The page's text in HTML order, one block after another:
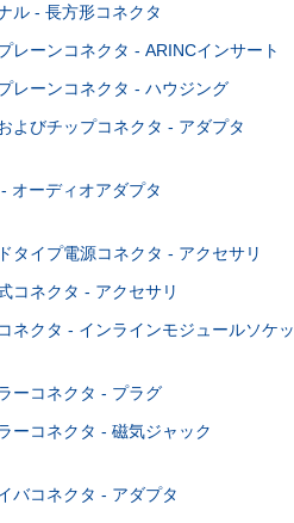
ル - 長方形コネクタ
レーンコネクタ - ARINCインサート
レーンコネクタ - ハウジング
よびチップコネクタ - アダプタ
オーディオアダプタ
タイプ電源コネクタ - アクセサリ
コネクタ - アクセサリ
ネクタ - インラインモジュールソケッ
ーコネクタ - プラグ
ーコネクタ - 磁気ジャック
バコネクタ - アダプタ